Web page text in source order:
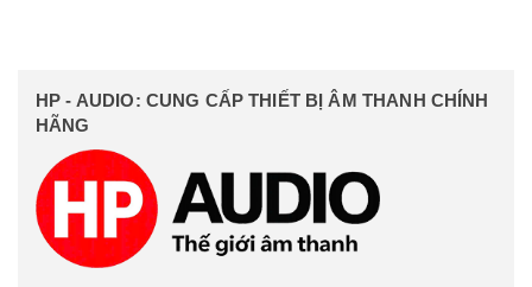
HP - AUDIO: CUNG CẤP THIẾT BỊ ÂM THANH CHÍNH
HÃNG